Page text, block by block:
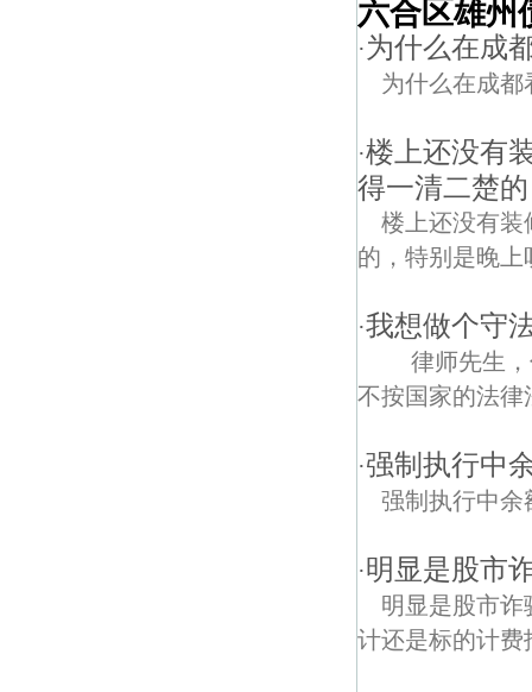
六合区雄州
·为什么在成
为什么在成
·楼上还没有
得一清二楚
楼上还没有装
的，特别是晚
·我想做个守
律师先生，
不按国家的法律
·强制执行中
强制执行中余
·明显是股市
明显是股市
计还是标的计费